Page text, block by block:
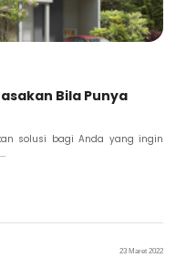
Bila Punya
solusi bagi Anda yang ingin
23 Maret 2022